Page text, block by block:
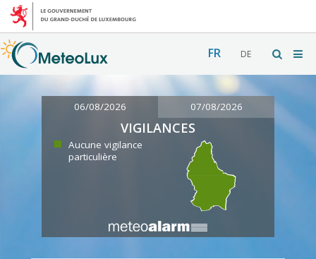
FR DE
06/08/2026 07/08/2026
VIGILANCES
Aucune vigilance
particulière